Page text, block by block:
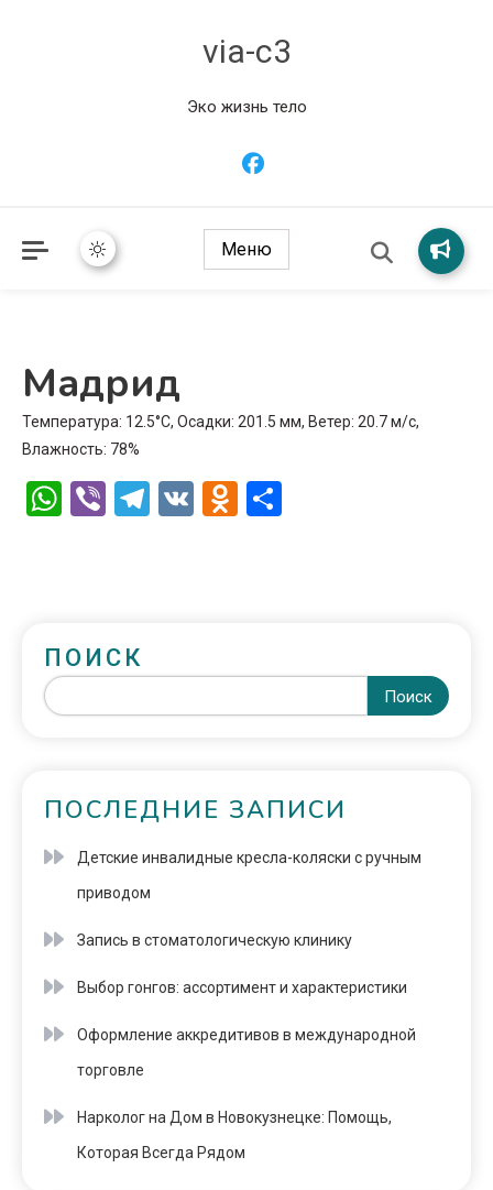
via-c3
Эко жизнь тело
Меню
Мадрид
Температура: 12.5°C, Осадки: 201.5 мм, Ветер: 20.7 м/с,
Влажность: 78%
WhatsApp
ViberTelegram
VK Odnoklassniki
ПОИСК
Поиск
ПОСЛЕДНИЕ ЗАПИСИ
Детские инвалидные кресла-коляски с ручным
приводом
Запись в стоматологическую клинику
Выбор гонгов: ассортимент и характеристики
Оформление аккредитивов в международной
торговле
Нарколог на Дом в Новокузнецке: Помощь,
Которая Всегда Рядом